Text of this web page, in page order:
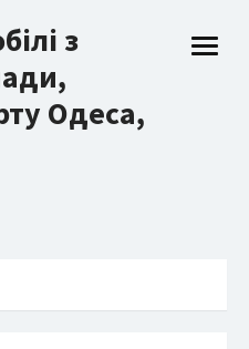
з
Одеса,
open